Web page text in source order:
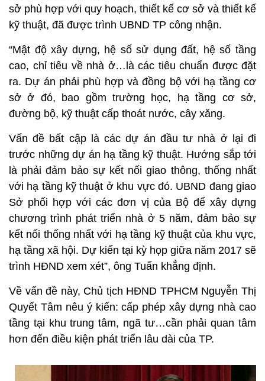
sở phù hợp với quy hoạch, thiết kế cơ sở và thiết kế
kỹ thuật, đã được trình UBND TP công nhận.
“Mật độ xây dựng, hệ số sử dụng đất, hệ số tầng
cao, chỉ tiêu về nhà ở…là các tiêu chuẩn được đặt
ra. Dự án phải phù hợp và đồng bộ với hạ tầng cơ
sở ở đó, bao gồm trường học, hạ tầng cơ sở,
đường bộ, kỹ thuật cấp thoát nước, cây xăng.
Vấn đề bất cập là các dự án đầu tư nhà ở lại đi
trước những dự án hạ tầng kỹ thuật. Hướng sắp tới
là phải đảm bảo sự kết nối giao thông, thống nhất
với hạ tầng kỹ thuật ở khu vực đó. UBND đang giao
Sở phối hợp với các đơn vị của Bộ để xây dựng
chương trình phát triển nhà ở 5 năm, đảm bảo sự
kết nối thống nhất với hạ tầng kỹ thuật của khu vực,
hạ tầng xã hội. Dự kiến tại kỳ họp giữa năm 2017 sẽ
trình HĐND xem xét”, ông Tuấn khẳng định.
Về vấn đề này, Chủ tịch HĐND TPHCM Nguyễn Thị
Quyết Tâm nêu ý kiến: cấp phép xây dựng nhà cao
tầng tại khu trung tâm, ngã tư…cần phải quan tâm
hơn đến điều kiện phát triển lâu dài của TP.